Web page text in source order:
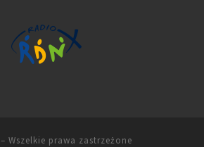
– Wszelkie prawa zastrzeżone